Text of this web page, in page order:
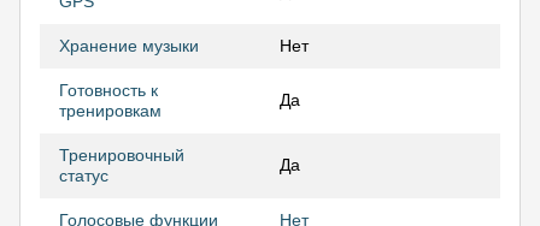
Хранение музыки Нет
Готовность к
тренировкам
Да
Тренировочный
статус
Да
Голосовые функции Нет